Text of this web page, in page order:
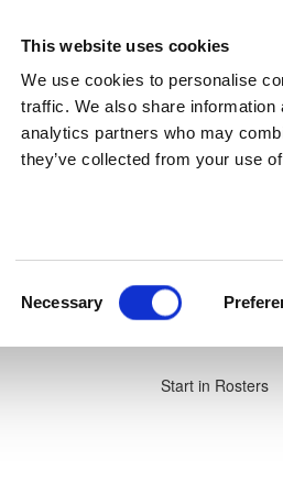
This website uses cookies
We use cookies to personalise
traffic. We also share
analytics partners who may
they’ve collected from your use
Necessary
Competitions
1
1
Start in Rosters